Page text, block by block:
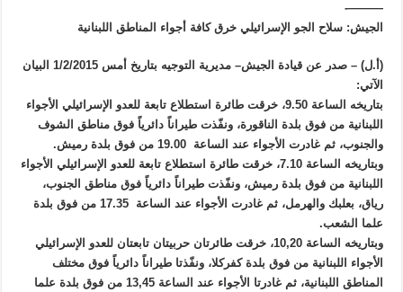
———-
الجيش: سلاح الجو الإسرائيلي خرق كافة أجواء المناطق اللبنانية
(أ.ل) – صدر عن قيادة الجيش– مديرية التوجيه بتاريخ أمس 1/2/2015 البيان
الآتي:
بتاريخه الساعة 9.50، خرقت طائرة استطلاع تابعة للعدو الإسرائيلي الأجواء
اللبنانية من فوق بلدة الناقورة، ونفّذت طيراناً دائرياً فوق مناطق الشوف
والجنوب، ثم غادرت الأجواء عند الساعة 19.00 من فوق بلدة رميش.
وبتاريخه الساعة 7.10، خرقت طائرة استطلاع تابعة للعدو الإسرائيلي الأجواء
اللبنانية من فوق بلدة رميش، ونفّذت طيراناً دائرياً فوق مناطق الجنوب،
رياق، بعلبك والهرمل، ثم غادرت الأجواء عند الساعة 17.35 من فوق بلدة
علما الشعب.
وبتاريخه الساعة 10,20، خرقت طائرتان حربيتان تابعتان للعدو الإسرائيلي
الأجواء اللبنانية من فوق بلدة كفركلا، ونفّذتا طيراناً دائرياً فوق مختلف
المناطق اللبنانية، ثم غادرتا الأجواء عند الساعة 13,45 من فوق بلدة علما